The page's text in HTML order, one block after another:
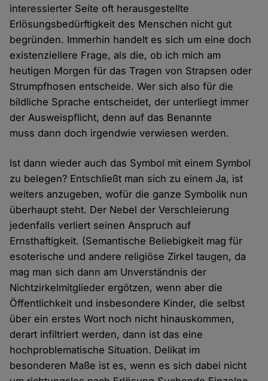
interessierter Seite oft herausgestellte
Erlösungsbedürftigkeit des Menschen nicht gut
begründen. Immerhin handelt es sich um eine doch
existenziellere Frage, als die, ob ich mich am
heutigen Morgen für das Tragen von Strapsen oder
Strumpfhosen entscheide. Wer sich also für die
bildliche Sprache entscheidet, der unterliegt immer
der Ausweispflicht, denn auf das Benannte
muss dann doch irgendwie verwiesen werden.
Ist dann wieder auch das Symbol mit einem Symbol
zu belegen? Entschließt man sich zu einem Ja, ist
weiters anzugeben, wofür die ganze Symbolik nun
überhaupt steht. Der Nebel der Verschleierung
jedenfalls verliert seinen Anspruch auf
Ernsthaftigkeit. (Semantische Beliebigkeit mag für
esoterische und andere religiöse Zirkel taugen, da
mag man sich dann am Unverständnis der
Nichtzirkelmitglieder ergötzen, wenn aber die
Öffentlichkeit und insbesondere Kinder, die selbst
über ein erstes Wort noch nicht hinauskommen,
derart infiltriert werden, dann ist das eine
hochproblematische Situation. Delikat im
besonderen Maße ist es, wenn es sich dabei nicht